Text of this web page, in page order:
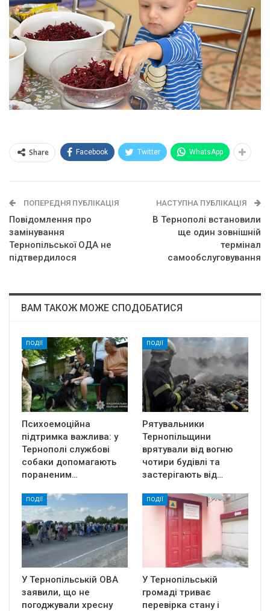
Share Facebook Twitter WhatsApp
ПОПЕРЕДНЯ ПУБЛІКАЦІЯ
Повідомлення про
замінування
Тернопільської ОДА не
підтвердилося
НАСТУПНА ПУБЛІКАЦІЯ
В Тернополі встановили
ще один зовнішній
термінал
самообслуговування
ВАМ ТАКОЖ МОЖЕ СПОДОБАТИСЯ
ПОДІЇ
Психоемоційна
підтримка важлива: у
Тернополі службові
собаки допомагають
пораненим…
ПОДІЇ
Рятувальники
Тернопільщини
врятували від вогню
чотири будівлі та
застерігають від…
ПОДІЇ
У Тернопільській ОВА
заявили, що не
погоджували хресну
ПОДІЇ
У Тернопільській
громаді триває
перевірка стану і